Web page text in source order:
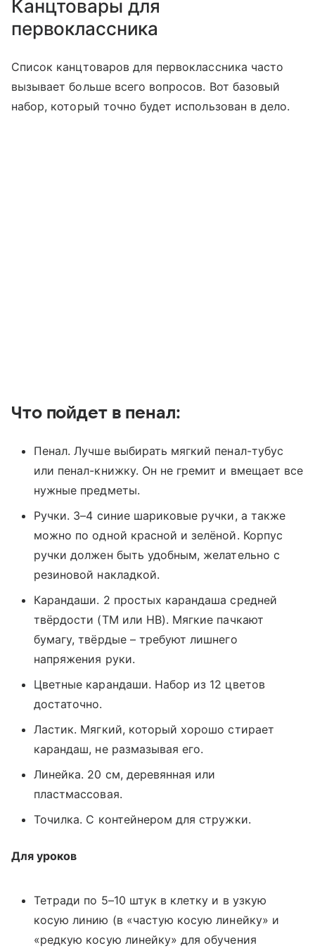
Канцтовары для
первоклассника
Список канцтоваров для первоклассника часто
вызывает больше всего вопросов. Вот базовый
набор, который точно будет использован в дело.
Что пойдет в пенал:
Пенал. Лучше выбирать мягкий пенал-тубус
или пенал-книжку. Он не гремит и вмещает все
нужные предметы.
Ручки. 3–4 синие шариковые ручки, а также
можно по одной красной и зелёной. Корпус
ручки должен быть удобным, желательно с
резиновой накладкой.
Карандаши. 2 простых карандаша средней
твёрдости (ТМ или HB). Мягкие пачкают
бумагу, твёрдые – требуют лишнего
напряжения руки.
Цветные карандаши. Набор из 12 цветов
достаточно.
Ластик. Мягкий, который хорошо стирает
карандаш, не размазывая его.
Линейка. 20 см, деревянная или
пластмассовая.
Точилка. С контейнером для стружки.
Для уроков
Тетради по 5–10 штук в клетку и в узкую
косую линию (в «частую косую линейку» и
«редкую косую линейку» для обучения